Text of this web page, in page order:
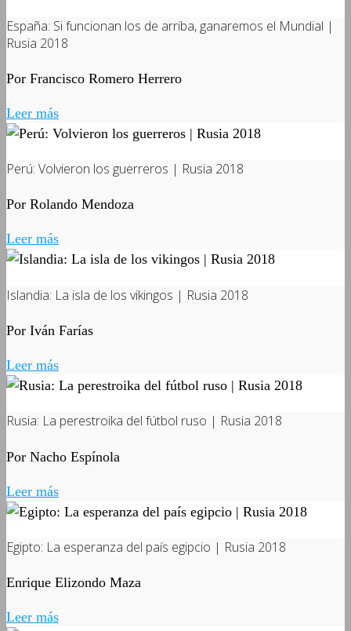
España: Si funcionan los de arriba, ganaremos el Mundial |
Rusia 2018
Por Francisco Romero Herrero
Leer más
Perú: Volvieron los guerreros | Rusia 2018
Por Rolando Mendoza
Leer más
Islandia: La isla de los vikingos | Rusia 2018
Por Iván Farías
Leer más
Rusia: La perestroika del fútbol ruso | Rusia 2018
Por Nacho Espínola
Leer más
Egipto: La esperanza del país egipcio | Rusia 2018
Enrique Elizondo Maza
Leer más